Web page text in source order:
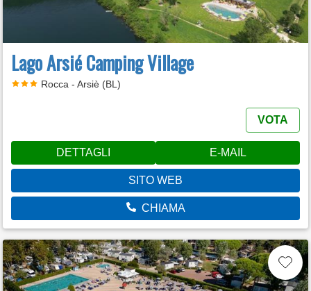
Lago Arsié Camping Village
Rocca - Arsiè (BL)
VOTA
DETTAGLI E-MAIL
SITO WEB
CHIAMA